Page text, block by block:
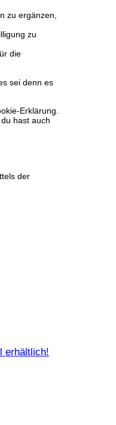
zu ergänzen,
zu
die
sei denn es
Erklärung.
hast auch
der
erhältlich!